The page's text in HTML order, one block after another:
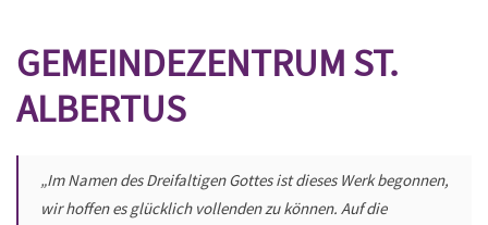
GEMEINDEZENTRUM ST.
ALBERTUS
„Im Namen des Dreifaltigen Gottes ist dieses Werk begonnen,
wir hoffen es glücklich vollenden zu können. Auf die